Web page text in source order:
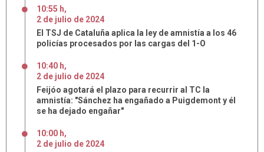
10:55 h,
2 de julio de 2024
El TSJ de Cataluña aplica la ley de amnistía a los 46
policías procesados por las cargas del 1-O
10:40 h,
2 de julio de 2024
Feijóo agotará el plazo para recurrir al TC la
amnistía: "Sánchez ha engañado a Puigdemont y él
se ha dejado engañar"
10:00 h,
2 de julio de 2024